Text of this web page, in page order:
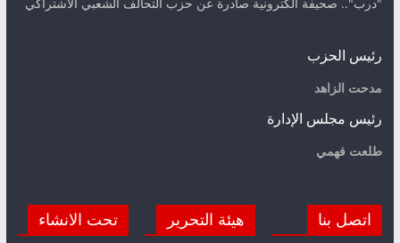
رئيس الحزب
مدحت الزاهد
رئيس مجلس الإدارة
طلعت فهمي
اتصل بنا هيئة التحرير تحت الانشاء